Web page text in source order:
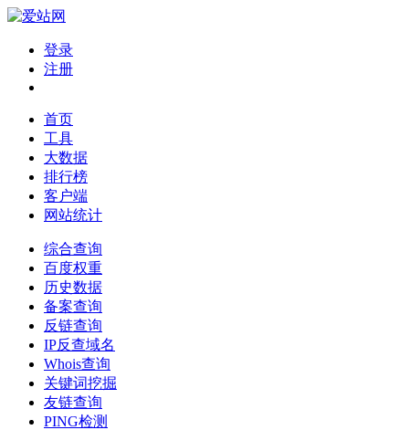
登录
注册
首页
工具
大数据
排行榜
客户端
网站统计
综合查询
百度权重
历史数据
备案查询
反链查询
IP反查域名
Whois查询
关键词挖掘
友链查询
PING检测